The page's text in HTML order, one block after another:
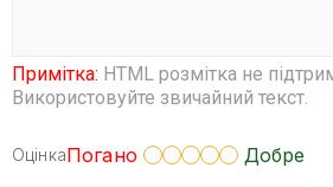
Примітка: HTML розмітка не
Використовуйте звичайний текст.
ОцінкаПогано Добре